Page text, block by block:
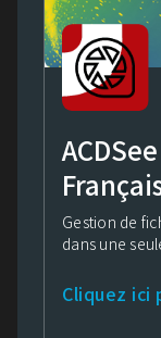
Gestion de
dans une
Cliquez ici